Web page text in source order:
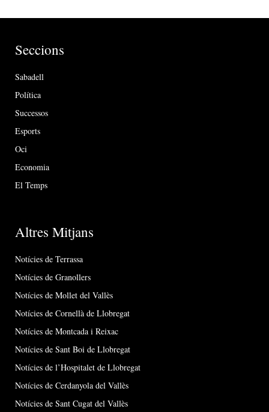
Seccions
Sabadell
Política
Successos
Esports
Oci
Economia
El Temps
Altres Mitjans
Notícies de Terrassa
Notícies de Granollers
Notícies de Mollet del Vallès
Notícies de Cornellà de Llobregat
Notícies de Montcada i Reixac
Notícies de Sant Boi de Llobregat
Notícies de l’Hospitalet de Llobregat
Notícies de Cerdanyola del Vallès
Notícies de Sant Cugat del Vallès